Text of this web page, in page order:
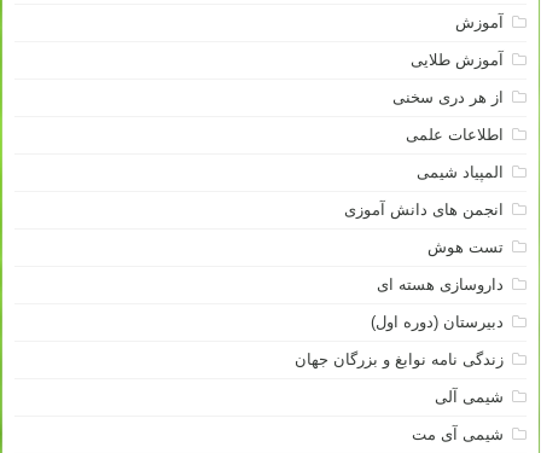
آموزش
آموزش طلایی
از هر دری سخنی
اطلاعات علمی
المپیاد شیمی
انجمن های دانش آموزی
تست هوش
داروسازی هسته ای
دبیرستان (دوره اول)
زندگی نامه نوابغ و بزرگان جهان
شیمی آلی
شیمی آی مت